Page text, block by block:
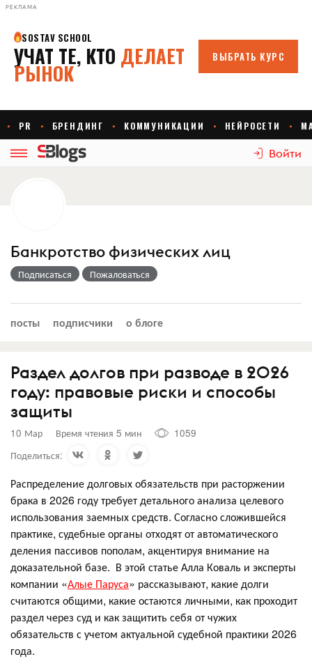
РЕКЛАМА
Войти
Банкротство физических лиц
Подписаться Пожаловаться
посты подписчики о блоге
Раздел долгов при разводе в 2026
году: правовые риски и способы
защиты
10 Мар Время чтения 5 мин
1059
Поделиться:
Распределение долговых обязательств при расторжении
брака в 2026 году требует детального анализа целевого
использования заемных средств. Согласно сложившейся
практике, судебные органы отходят от автоматического
деления пассивов пополам, акцентируя внимание на
доказательной базе. В этой статье Алла Коваль и эксперты
компании «Алые Паруса» рассказывают, какие долги
считаются общими, какие остаются личными, как проходит
раздел через суд и как защитить себя от чужих
обязательств с учетом актуальной судебной практики 2026
года.